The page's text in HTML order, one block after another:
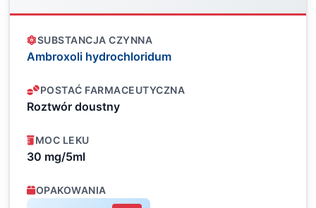
SUBSTANCJA CZYNNA
Ambroxoli hydrochloridum
POSTAĆ FARMACEUTYCZNA
Roztwór doustny
MOC LEKU
30 mg/5ml
OPAKOWANIA